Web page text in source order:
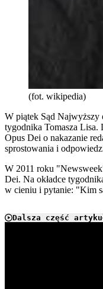
(fot. wikipedia)
W piątek Sąd Najwyższy
tygodnika Tomasza Lisa.
Opus Dei o nakazanie
sprostowania i
W 2011 roku
Dei. Na okładce
w cieniu i pytanie: "Kim
Dalsza część